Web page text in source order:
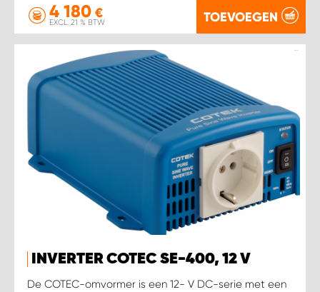
4 180 €
EXCL. 21 % BTW TOEVOEGEN
INVERTER COTEC SE-400, 12 V
De COTEC-omvormer is een 12- V DC-serie met een